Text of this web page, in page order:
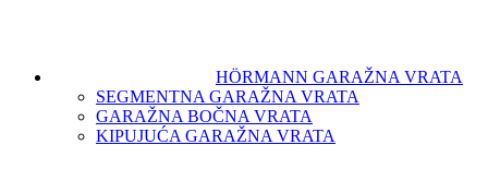
HÖRMANN GARAŽNA VRATA
SEGMENTNA GARAŽNA VRATA
GARAŽNA BOČNA VRATA
KIPUJUĆA GARAŽNA VRATA